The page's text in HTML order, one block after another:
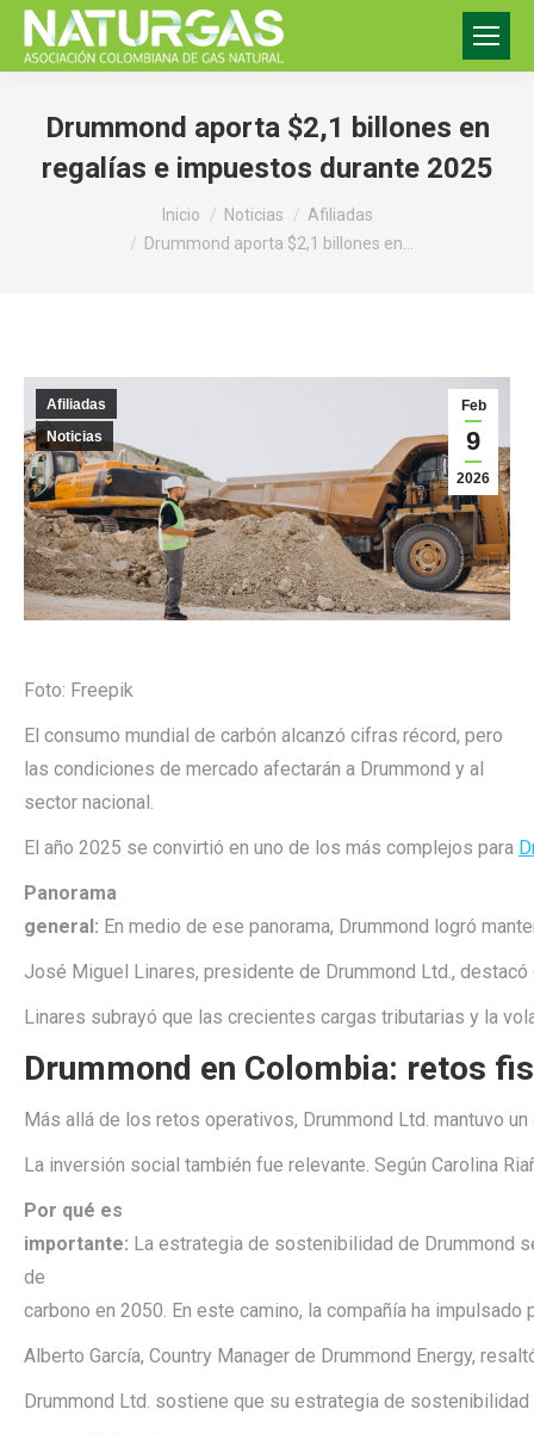
Drummond aporta $2,1 billones en
regalías e impuestos durante 2025
Inicio Noticias
Afiliadas
Drummond aporta $2,1 billones en…
Feb
9
2026
Afiliadas
Noticias
Foto: Freepik
El consumo mundial de carbón alcanzó cifras récord, pero
las condiciones de mercado afectarán a Drummond y al
sector nacional.
El año 2025 se convirtió en uno de los más complejos para
Panorama
general: En medio de ese panorama, Drummond logró
José Miguel Linares, presidente de Drummond Ltd., destacó
Linares subrayó que las crecientes cargas tributarias y la
Drummond en Colombia: retos
Más allá de los retos operativos, Drummond Ltd. mantuvo un
La inversión social también fue relevante. Según Carolina
Por qué es
importante: La estrategia de sostenibilidad de Drummond
de
carbono en 2050. En este camino, la compañía ha impulsado
Alberto García, Country Manager de Drummond Energy,
Drummond Ltd. sostiene que su estrategia de sostenibilidad